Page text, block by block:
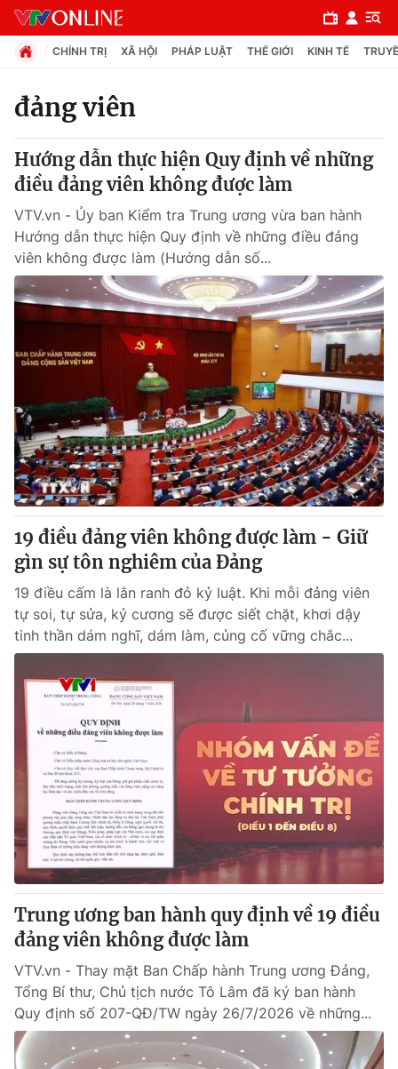
Chuyên mục
Chính trị
Xã hội
Pháp luật
Tin tức
Thế giới đó đây
Câu chuyện quốc tế
Kinh tế
Tài chính
Thị trường
Góc doanh nghiệp
Dữ liệu và đời sống
Truyền hình
Phim VTV
Hậu trường
Nhân vật
Khán giả
Giải sao mai
Giải trí
Điện ảnh
Sao
Đời sống
Du lịch
Làm đẹp
Chất lượng cuộc sống
Giáo dục
Tuyển sinh
Học trực tuyến
Công nghệ
Hitech Công nghệ tương lai
Sản phẩm
Thị trường
Tư vấn
Giao lưu trực tuyến
Lịch phát sóng
Chuyên mục khác
Emagazine Podcast
Photo Infographic
Video Shorts video
CHÍNH TRỊ XÃ HỘI PHÁP LUẬT THẾ GIỚI KINH TẾ
đảng viên
Hướng dẫn thực hiện Quy định về những
điều đảng viên không được làm
VTV.vn - Ủy ban Kiểm tra Trung ương vừa ban hành
Hướng dẫn thực hiện Quy định về những điều đảng
viên không được làm (Hướng dẫn số...
19 điều đảng viên không được làm - Giữ
gìn sự tôn nghiêm của Đảng
19 điều cấm là lằn ranh đỏ kỷ luật. Khi mỗi đảng viên
tự soi, tự sửa, kỷ cương sẽ được siết chặt, khơi dậy
tinh thần dám nghĩ, dám làm, củng cố vững chắc...
Trung ương ban hành quy định về 19 điều
đảng viên không được làm
VTV.vn - Thay mặt Ban Chấp hành Trung ương Đảng,
Tổng Bí thư, Chủ tịch nước Tô Lâm đã ký ban hành
Quy định số 207-QĐ/TW ngày 26/7/2026 về những...